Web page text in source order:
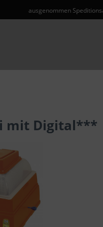
Speditionsartikel und
mit Digital***